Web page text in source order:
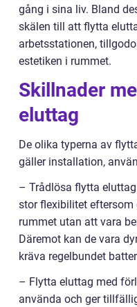
gång i sina liv. Bland
skälen till att flytta
arbetsstationen,
estetiken i rummet.
Skillnader
eluttag
De olika typerna av
gäller installation,
– Trådlösa flytta
stor flexibilitet eftersom
rummet utan att vara
Däremot kan de vara
kräva regelbundet
– Flytta eluttag med
använda och ger